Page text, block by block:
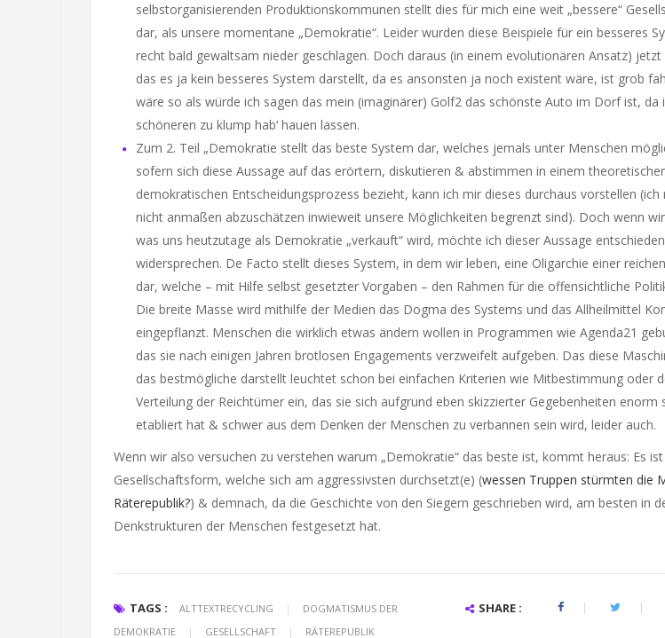
selbstorganisierenden Produktionskommunen stellt dies für mich eine weit „bessere“
dar, als unsere momentane „Demokratie“. Leider wurden diese Beispiele für ein besseres
recht bald gewaltsam nieder geschlagen. Doch daraus (in einem evolutionären Ansatz)
das es ja kein besseres System darstellt, da es ansonsten ja noch existent wäre, ist grob
wäre so als würde ich sagen das mein (imaginärer) Golf2 das schönste Auto im Dorf ist, da
schöneren zu klump hab‘ hauen lassen.
Zum 2. Teil „Demokratie stellt das beste System dar, welches jemals unter Menschen
sofern sich diese Aussage auf das erörtern, diskutieren & abstimmen in einem
demokratischen Entscheidungsprozess bezieht, kann ich mir dieses durchaus vorstellen
nicht anmaßen abzuschätzen inwieweit unsere Möglichkeiten begrenzt sind). Doch wenn
was uns heutzutage als Demokratie „verkauft“ wird, möchte ich dieser Aussage entschieden
widersprechen. De Facto stellt dieses System, in dem wir leben, eine Oligarchie einer
dar, welche – mit Hilfe selbst gesetzter Vorgaben – den Rahmen für die offensichtliche
Die breite Masse wird mithilfe der Medien das Dogma des Systems und das Allheilmittel
eingepflanzt. Menschen die wirklich etwas ändern wollen in Programmen wie Agenda21
das sie nach einigen Jahren brotlosen Engagements verzweifelt aufgeben. Das diese
das bestmögliche darstellt leuchtet schon bei einfachen Kriterien wie Mitbestimmung oder
Verteilung der Reichtümer ein, das sie sich aufgrund eben skizzierter Gegebenheiten enorm
etabliert hat & schwer aus dem Denken der Menschen zu verbannen sein wird, leider auch.
Wenn wir also versuchen zu verstehen warum „Demokratie“ das beste ist, kommt heraus: Es
Gesellschaftsform, welche sich am aggressivsten durchsetzt(e) (wessen Truppen stürmten die
Räterepublik?) & demnach, da die Geschichte von den Siegern geschrieben wird, am besten in
Denkstrukturen der Menschen festgesetzt hat.
TAGS : ALTTEXTRECYCLING |
DOGMATISMUS DER
DEMOKRATIE
| GESELLSCHAFT | RÄTEREPUBLIK
SHARE :